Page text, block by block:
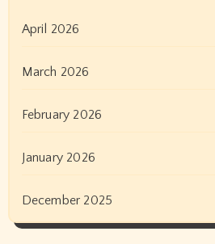
April 2026
March 2026
February 2026
January 2026
December 2025